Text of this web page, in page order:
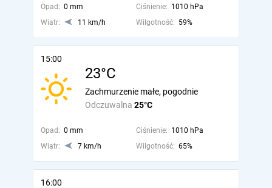
Opad: 0 mm Ciśnienie: 1010 hPa
Wiatr:
11 km/h Wilgotność: 59%
15:00
23°C
Odczuwalna 25°C
Zachmurzenie małe, pogodnie
Opad: 0 mm Ciśnienie: 1010 hPa
Wiatr:
7 km/h Wilgotność: 65%
16:00